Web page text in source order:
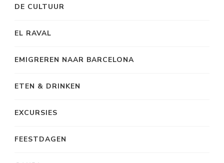
DE CULTUUR
EL RAVAL
EMIGREREN NAAR BARCELONA
ETEN & DRINKEN
EXCURSIES
FEESTDAGEN